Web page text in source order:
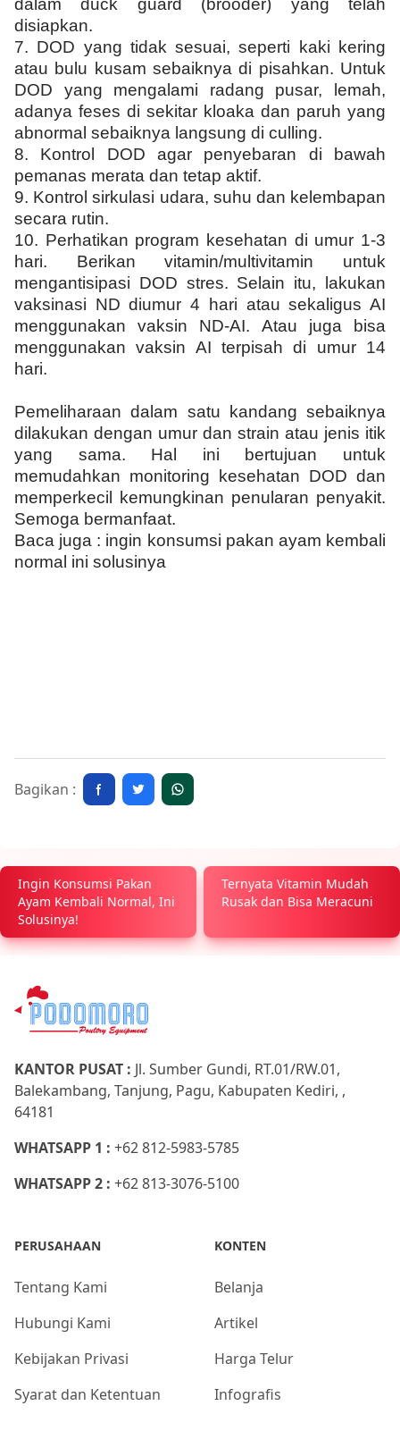
dalam duck guard (brooder) yang telah
disiapkan.
7. DOD yang tidak sesuai, seperti kaki kering
atau bulu kusam sebaiknya di pisahkan. Untuk
DOD yang mengalami radang pusar, lemah,
adanya feses di sekitar kloaka dan paruh yang
abnormal sebaiknya langsung di culling.
8. Kontrol DOD agar penyebaran di bawah
pemanas merata dan tetap aktif.
9. Kontrol sirkulasi udara, suhu dan kelembapan
secara rutin.
10. Perhatikan program kesehatan di umur 1-3
hari. Berikan vitamin/multivitamin untuk
mengantisipasi DOD stres. Selain itu, lakukan
vaksinasi ND diumur 4 hari atau sekaligus AI
menggunakan vaksin ND-AI. Atau juga bisa
menggunakan vaksin AI terpisah di umur 14
hari.
Pemeliharaan dalam satu kandang sebaiknya
dilakukan dengan umur dan strain atau jenis itik
yang sama. Hal ini bertujuan untuk
memudahkan monitoring kesehatan DOD dan
memperkecil kemungkinan penularan penyakit.
Semoga bermanfaat.
Baca juga : ingin konsumsi pakan ayam kembali
normal ini solusinya
Bagikan :
Ingin Konsumsi Pakan
Ayam Kembali Normal, Ini
Solusinya!
Ternyata Vitamin Mudah
Rusak dan Bisa Meracuni
KANTOR PUSAT : Jl. Sumber Gundi, RT.01/RW.01,
Balekambang, Tanjung, Pagu, Kabupaten Kediri, ,
64181
WHATSAPP 1 : +62 812-5983-5785
WHATSAPP 2 : +62 813-3076-5100
PERUSAHAAN
Tentang Kami
Hubungi Kami
Kebijakan Privasi
Syarat dan Ketentuan
KONTEN
Belanja
Artikel
Harga Telur
Infografis